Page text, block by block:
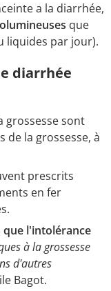
a la diarrhée,
que
liquides par jour).
diarrhée
grossesse sont
de la grossesse, à
prescrits
en fer
que l'intolérance
à la grossesse
d'autres
Bagot.